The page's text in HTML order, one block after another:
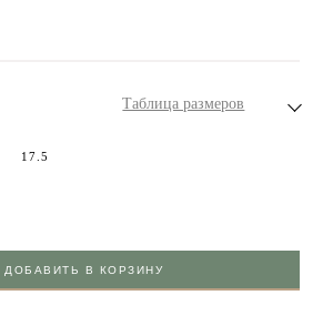
Таблица размеров
17.5
ДОБАВИТЬ В КОРЗИНУ